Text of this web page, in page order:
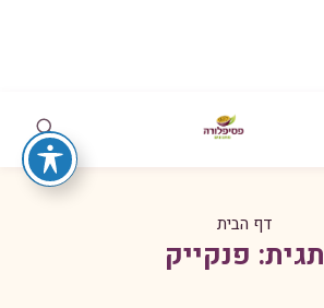
דף הבית
תגית: פנקייק